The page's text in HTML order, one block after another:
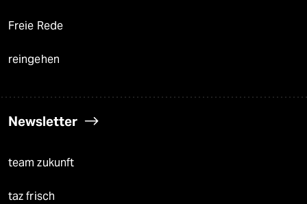
Freie Rede
reingehen
Newsletter
team zukunft
taz frisch